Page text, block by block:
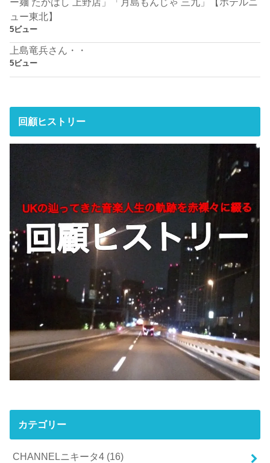
ュー東北】
5ビュー
上島竜兵さん・・
5ビュー
回顧ヒストリー
カテゴリー
CHANNELニキータ4 (16)